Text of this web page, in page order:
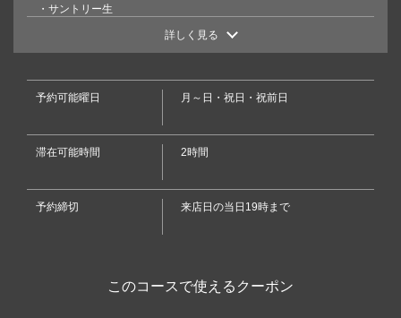
・サントリー生
・シャンディガフ/コーラビア/ピーチビア
角コーラハイボール/角ジンジャーハイボール
・【サワー】
トサワー/柚子サワー/カルピスサワー/ウーロンハイ/緑茶ハイ/タコハイ/
紅茶ハイ/ジャスミンハイ
・カシスオレンジ、ソーダ、ウーロン、グレープフルーツ/ピーチソー
ダ、ウーロン、オレンジ/ライチソーダ、オレンジ、グレープフルーツ/
ードライバー/カルーアミルク
ジ、ジンジャー、パイン/ティフィンミルク、オレンジ、ジンジャー、ソ
詳しく見る
予約可能曜日 月～日・祝日・祝前日
滞在可能時間 2時間
予約締切 来店日の当日19時まで
このコースで使えるクーポン
お店情報をコピー
閉じる